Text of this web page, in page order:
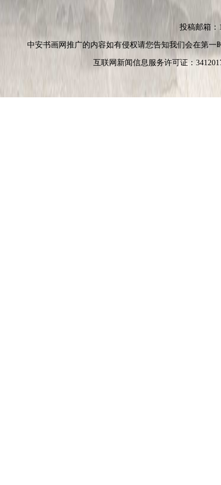
投稿邮箱：
中安书画网推广的内容如有侵权请您告知我们会在第
互联网新闻信息服务许可证：